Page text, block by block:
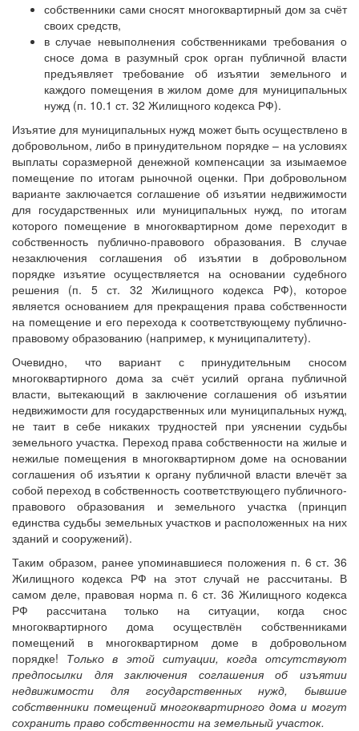
собственники сами сносят многоквартирный дом за счёт
своих средств,
в случае невыполнения собственниками требования о
сносе дома в разумный срок орган публичной власти
предъявляет требование об изъятии земельного и
каждого помещения в жилом доме для муниципальных
нужд (п. 10.1 ст. 32 Жилищного кодекса РФ).
Изъятие для муниципальных нужд может быть осуществлено в
добровольном, либо в принудительном порядке – на условиях
выплаты соразмерной денежной компенсации за изымаемое
помещение по итогам рыночной оценки. При добровольном
варианте заключается соглашение об изъятии недвижимости
для государственных или муниципальных нужд, по итогам
которого помещение в многоквартирном доме переходит в
собственность публично-правового образования. В случае
незаключения соглашения об изъятии в добровольном
порядке изъятие осуществляется на основании судебного
решения (п. 5 ст. 32 Жилищного кодекса РФ), которое
является основанием для прекращения права собственности
на помещение и его перехода к соответствующему публично-
правовому образованию (например, к муниципалитету).
Очевидно, что вариант с принудительным сносом
многоквартирного дома за счёт усилий органа публичной
власти, вытекающий в заключение соглашения об изъятии
недвижимости для государственных или муниципальных нужд,
не таит в себе никаких трудностей при уяснении судьбы
земельного участка. Переход права собственности на жилые и
нежилые помещения в многоквартирном доме на основании
соглашения об изъятии к органу публичной власти влечёт за
собой переход в собственность соответствующего публичного-
правового образования и земельного участка (принцип
единства судьбы земельных участков и расположенных на них
зданий и сооружений).
Таким образом, ранее упоминавшиеся положения п. 6 ст. 36
Жилищного кодекса РФ на этот случай не рассчитаны. В
самом деле, правовая норма п. 6 ст. 36 Жилищного кодекса
РФ рассчитана только на ситуации, когда снос
многоквартирного дома осуществлён собственниками
помещений в многоквартирном доме в добровольном
порядке! Только в этой ситуации, когда отсутствуют
предпосылки для заключения соглашения об изъятии
недвижимости для государственных нужд, бывшие
собственники помещений многоквартирного дома и могут
сохранить право собственности на земельный участок.